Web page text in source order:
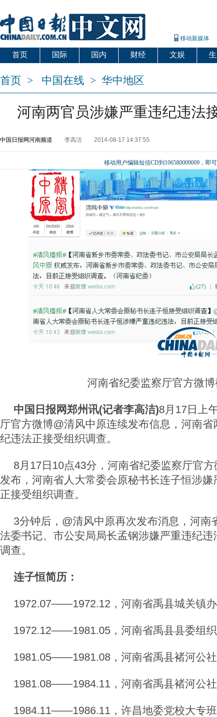
移动新媒体
首页 国际 国内 财经 文娱
首页 > 中国在线 > 华中地区
河南两官员涉嫌严重违纪违法
中国日报网河南频道 李高洁 2014-08-17 14:37:55
移动用户编辑短信CD到106580009009，即
河南省纪委监察厅官方微
中国日报网郑州讯(记者李高洁)8月17日上
厅官方微博@清风中原连续发布信息，河南
纪违法正接受组织调查。
8月17日10点43分，河南省纪委监察厅官
发布，河南省人大常委会原秘书长连子恒涉
正接受组织调查。
3分钟后，@清风中原再次发布消息，河南
法委书记、市公安局局长孟钢涉嫌严重违纪
调查。
连子恒简历：
1972.07——1972.12，河南省禹县城关镇
1972.12——1981.05，河南省禹县县委组
1981.05——1981.08，河南省禹县褚河公
1981.08——1984.11，河南省禹县褚河公
1984.11——1986.11，许昌地委党校大专